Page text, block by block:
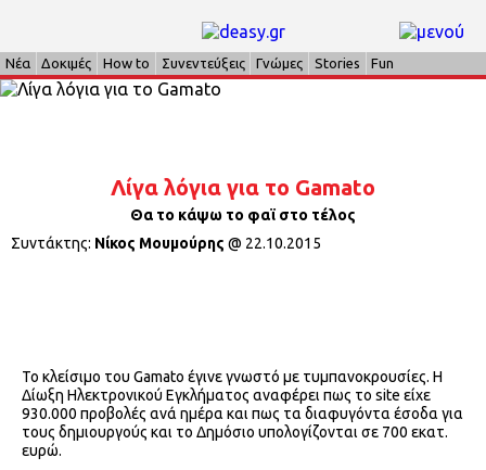
Νέα Δοκιμές How to Συνεντεύξεις Γνώμες Stories Fun
Λίγα λόγια για το Gamato
Θα το κάψω το φαϊ στο τέλος
Συντάκτης: Νίκος Μουμούρης @ 22.10.2015
Το κλείσιμο του Gamato έγινε γνωστό με τυμπανοκρουσίες. Η
Δίωξη Ηλεκτρονικού Εγκλήματος αναφέρει πως το site είχε
930.000 προβολές ανά ημέρα και πως τα διαφυγόντα έσοδα για
τους δημιουργούς και το Δημόσιο υπολογίζονται σε 700 εκατ.
ευρώ.